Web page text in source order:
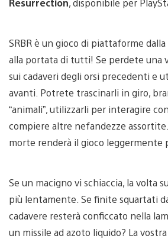
SRBR è un gioco di piattaforme
alla portata di tutti! Se perdete una
sui cadaveri degli orsi precedenti e
avanti. Potrete trascinarli in giro,
“animali”, utilizzarli per interagire
compiere altre nefandezze
morte renderà il gioco leggermente
Se un macigno vi schiaccia, la volta
più lentamente. Se finite squartati
cadavere resterà conficcato nella
un missile ad azoto liquido? La